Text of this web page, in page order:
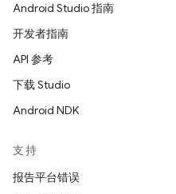
Android Studio 指南
开发者指南
API 参考
下载 Studio
Android NDK
支持
报告平台错误